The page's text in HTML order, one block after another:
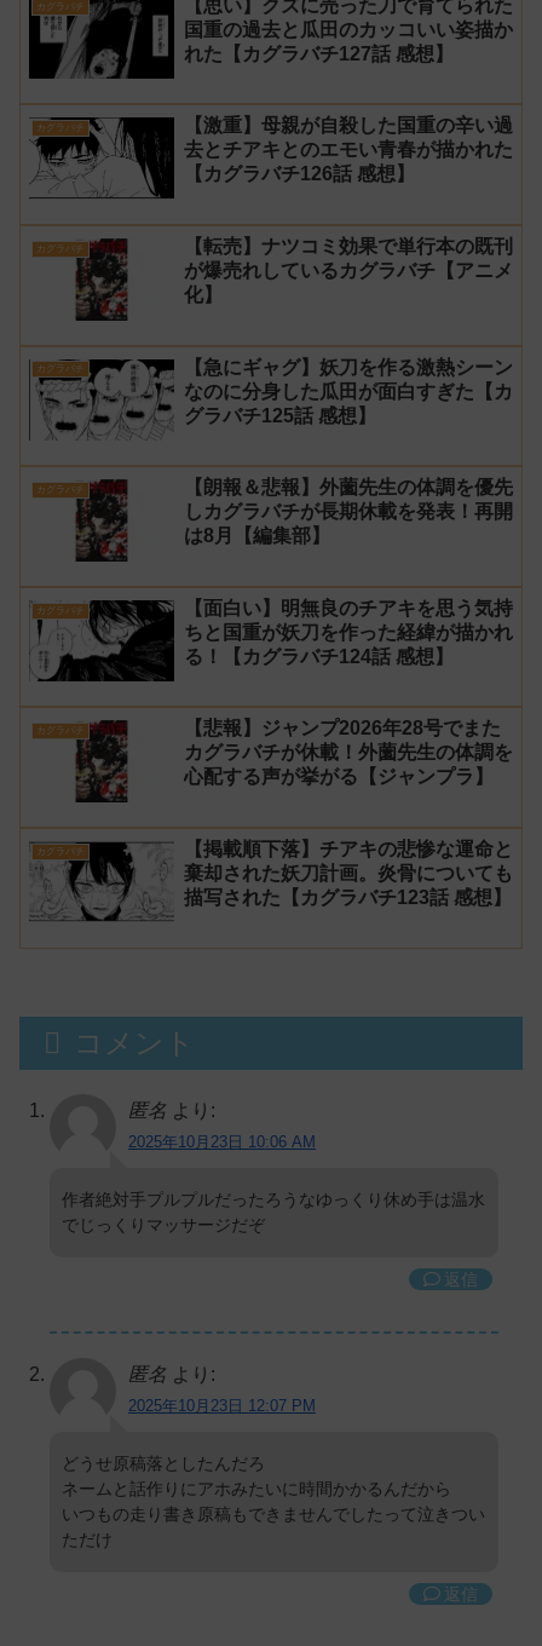
カグラバチ
【思い】クズに売った刀で育てられた
国重の過去と瓜田のカッコいい姿描か
れた【カグラバチ127話 感想】
カグラバチ
【激重】母親が自殺した国重の辛い過
去とチアキとのエモい青春が描かれた
【カグラバチ126話 感想】
カグラバチ
【転売】ナツコミ効果で単行本の既刊
が爆売れしているカグラバチ【アニメ
化】
カグラバチ
【急にギャグ】妖刀を作る激熱シーン
なのに分身した瓜田が面白すぎた【カ
グラバチ125話 感想】
カグラバチ
【朗報＆悲報】外薗先生の体調を優先
しカグラバチが長期休載を発表！再開
は8月【編集部】
カグラバチ
【面白い】明無良のチアキを思う気持
ちと国重が妖刀を作った経緯が描かれ
る！【カグラバチ124話 感想】
カグラバチ
【悲報】ジャンプ2026年28号でまた
カグラバチが休載！外薗先生の体調を
心配する声が挙がる【ジャンプラ】
カグラバチ
【掲載順下落】チアキの悲惨な運命と
棄却された妖刀計画。炎骨についても
描写された【カグラバチ123話 感想】
コメント
匿名 より:
2025年10月23日 10:06 AM
作者絶対手プルプルだったろうなゆっくり休め手は温水
でじっくりマッサージだぞ
返信
匿名 より:
2025年10月23日 12:07 PM
どうせ原稿落としたんだろ
ネームと話作りにアホみたいに時間かかるんだから
いつもの走り書き原稿もできませんでしたって泣きつい
ただけ
返信